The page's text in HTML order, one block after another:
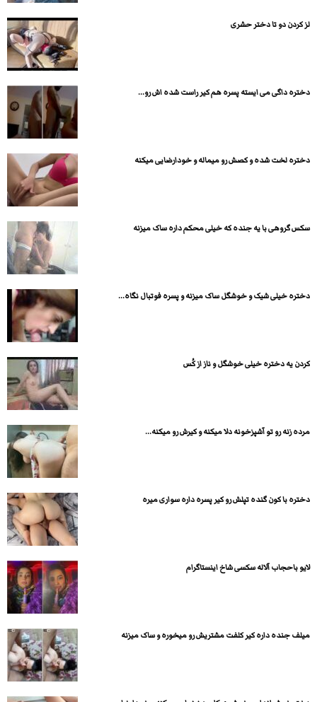
لز کردن دو تا دختر حشری
دختره داگی می ایسته پسره هم کیر راست شده اش رو...
دختره لخت شده و کصش رو میماله و خودارضایی میکنه
سکس گروهی با یه جنده که خیلی محکم داره ساک میزنه
دختره خیلی شیک و خوشگل ساک میزنه و پسره فوتبال نگاه...
کردن یه دختره خیلی خوشگل و ناز از کُس
مرده زنه رو تو آشپزخونه دلا میکنه و کیرش رو میکنه...
دختره با کون گنده تپلش رو کیر پسره داره سواری میره
لایو باحجاب آلاله سکسی شاخ اینستاگرام
میلف جنده داره کیر کلفت مشتریش رو میخوره و ساک میزنه